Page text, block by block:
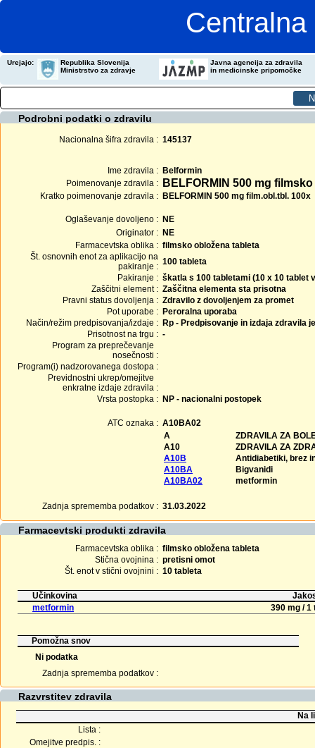
Urejajo:
Republika Slovenija
Ministrstvo za zdravje
Javna agencija za zdravila
in medicinske pripomočke
Podrobni podatki o zdravilu
Nacionalna šifra zdravila : 145137
Ime zdravila : Belformin
Poimenovanje zdravila :
BELFORMIN 500 mg
Kratko poimenovanje zdravila : BELFORMIN 500 mg film.obl.tbl. 100x
Oglaševanje dovoljeno : NE
Originator : NE
Farmacevtska oblika : filmsko obložena tableta
Št. osnovnih enot za aplikacijo na
pakiranje : 100 tableta
Pakiranje : škatla s 100 tabletami (10 x 10 tablet
Zaščitni element : Zaščitna elementa sta prisotna
Pravni status dovoljenja : Zdravilo z dovoljenjem za promet
Pot uporabe : Peroralna uporaba
Način/režim predpisovanja/izdaje : Rp - Predpisovanje in izdaja zdravila
Prisotnost na trgu : -
Program za preprečevanje
nosečnosti :
Program(i) nadzorovanega dostopa :
Previdnostni ukrep/omejitve
enkratne izdaje zdravila :
Vrsta postopka : NP - nacionalni postopek
ATC oznaka : A10BA02
A
ZDRAVILA ZA
A10
ZDRAVILA ZA
A10B
Antidiabetiki, brez
A10BA
Bigvanidi
A10BA02
metformin
Zadnja sprememba podatkov : 31.03.2022
Farmacevtski produkti zdravila
Farmacevtska oblika : filmsko obložena tableta
Stična ovojnina : pretisni omot
Št. enot v stični ovojnini : 10 tableta
Učinkovina
metformin
390 mg / 1
Pomožna snov
Ni podatka
Zadnja sprememba podatkov :
Razvrstitev zdravila
Na
Lista :
Omejitve predpis. :